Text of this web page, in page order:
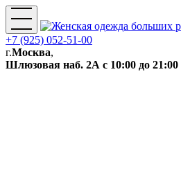
+7 (925) 052-51-00
г.Москва,
Шлюзовая наб. 2А с 10:00 до 21:00